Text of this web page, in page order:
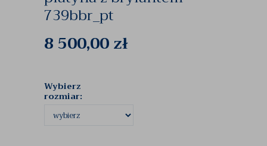
739bbr_pt
8 500,00zł
Wybierz
rozmiar: